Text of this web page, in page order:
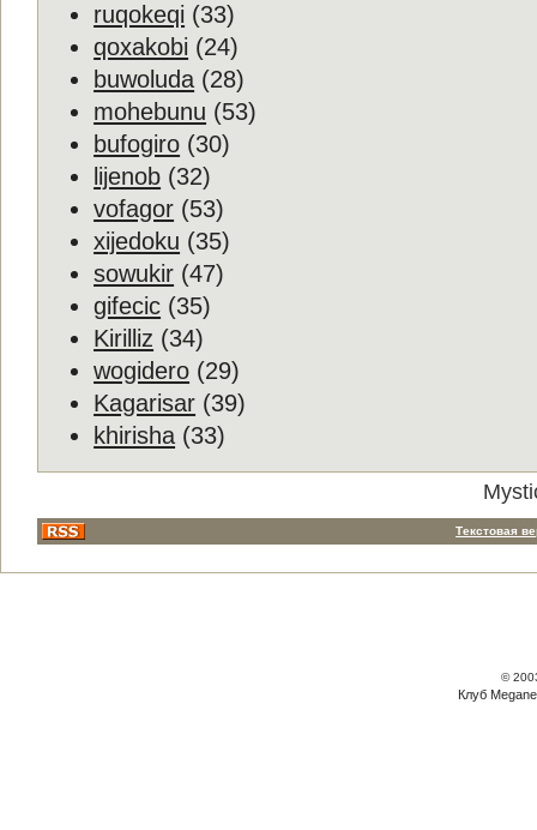
ruqokeqi (33)
qoxakobi (24)
buwoluda (28)
mohebunu (53)
bufogiro (30)
lijenob (32)
vofagor (53)
xijedoku (35)
sowukir (47)
gifecic (35)
Kirilliz (34)
wogidero (29)
Kagarisar (39)
khirisha (33)
Текстовая
©
Клуб